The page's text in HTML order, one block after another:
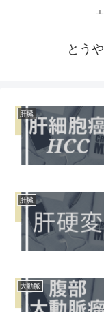
とう
肝臓
肝臓
大動脈